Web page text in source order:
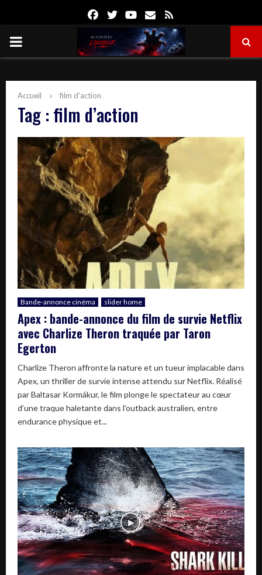
FacebookTwitterYoutube
Email
PRIMARY
Accueil film d'action
Tag : film d’action
Bande-annonce cinéma slider home
Apex : bande-annonce du film de survie Netflix
avec Charlize Theron traquée par Taron
Egerton
Charlize Theron affronte la nature et un tueur implacable dans
Apex, un thriller de survie intense attendu sur Netflix. Réalisé
par Baltasar Kormákur, le film plonge le spectateur au cœur
d’une traque haletante dans l’outback australien, entre
endurance physique et...